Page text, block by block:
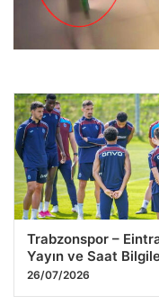
İstanbul
Yürüyüşüyle Şüphe
27.07.2026 09:43
Trabzonspor –
Yayın ve Saat
26/07/2026